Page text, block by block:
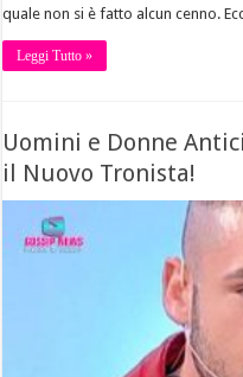
quale non si è fatto alcun cenno.
Leggi Tutto »
Uomini e Donne
il Nuovo Tronista!